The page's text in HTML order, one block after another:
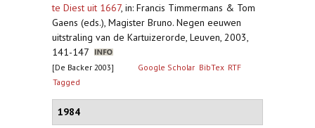
te Diest uit 1667, in: Francis Timmermans & Tom
Gaens (eds.), Magister Bruno. Negen eeuwen
uitstraling van de Kartuizerorde, Leuven, 2003,
141-147
[De Backer 2003] Google Scholar BibTex RTF
Tagged
1984